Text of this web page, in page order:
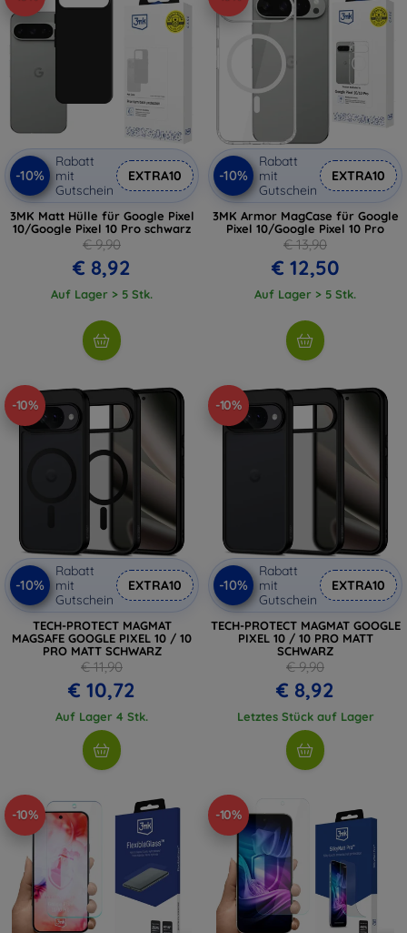
-10%
Rabatt
mit
Gutschein
EXTRA10
3MK Matt Hülle für Google Pixel
10/Google Pixel 10 Pro schwarz
€ 9,90
€ 8,92
Auf Lager > 5 Stk.
-10%
Rabatt
mit
Gutschein
EXTRA10
3MK Armor MagCase für Google
Pixel 10/Google Pixel 10 Pro
€ 13,90
€ 12,50
Auf Lager > 5 Stk.
-10%
-10%
Rabatt
mit
Gutschein
EXTRA10
TECH-PROTECT MAGMAT
MAGSAFE GOOGLE PIXEL 10 / 10
PRO MATT SCHWARZ
€ 11,90
€ 10,72
Auf Lager 4 Stk.
-10%
-10%
Rabatt
mit
Gutschein
EXTRA10
TECH-PROTECT MAGMAT GOOGLE
PIXEL 10 / 10 PRO MATT
SCHWARZ
€ 9,90
€ 8,92
Letztes Stück auf Lager
-10% -10%